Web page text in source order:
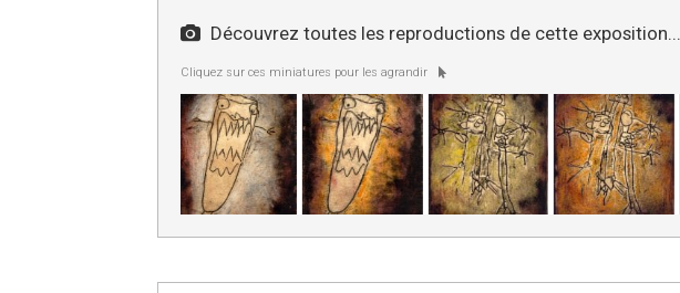
Découvrez toutes les reproductions de cette exposition...
Cliquez sur ces miniatures pour les agrandir